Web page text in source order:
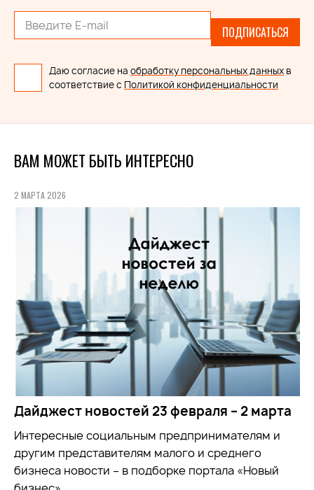
ПОДПИСАТЬСЯ
Даю согласие на обработку персональных данных в
соответствие с Политикой конфиденциальности
ВАМ МОЖЕТ БЫТЬ ИНТЕРЕСНО
2 МАРТА 2026
Дайджест новостей 23 февраля – 2 марта
Интересные социальным предпринимателям и
другим представителям малого и среднего
бизнеса новости – в подборке портала «Новый